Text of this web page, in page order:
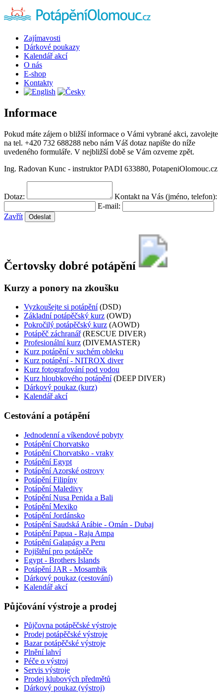
Zajímavosti
Dárkové poukazy
Kalendář akcí
O nás
E-shop
Kontakty
Informace
Pokud máte zájem o bližší informace o Vámi vybrané akci, zavolejte
na tel. +420 732 688288 nebo nám Váš dotaz napište do níže
uvedeného formuláře. V nejbližší době se Vám ozveme zpět.
Ing. Radovan Kunc - instruktor PADI 633880, PotapeniOlomouc.cz
Dotaz:
Kontakt na Vás (jméno, telefon):
E-mail:
Zavřít
Čertovsky dobré potápění
Kurzy a ponory na zkoušku
Vyzkoušejte si potápění(DSD)
Základní potápěčský kurz (OWD)
Pokročilý potápěčský kurz (AOWD)
Potápěč záchranář(RESCUE DIVER)
Profesionální kurz (DIVEMASTER)
Kurz potápění v suchém obleku
Kurz potápění - NITROX diver
Kurz fotografování pod vodou
Kurz hloubkového potápění(DEEP DIVER)
Dárkový poukaz (kurz)
Kalendář akcí
Cestování a potápění
Jednodenní a víkendové pobyty
Potápění Chorvatsko
Potápění Chorvatsko - vraky
Potápění Egypt
Potápění Azorské ostrovy
Potápění Filipíny
Potápění Maledivy
Potápění Nusa Penida a Bali
Potápění Mexiko
Potápění Jordánsko
Potápění Saudská Arábie - Omán - Dubaj
Potápění Papua - Raja Ampa
Potápění Galapágy a Peru
Pojištění pro potápěče
Egypt - Brothers Islands
Potápění JAR - Mosambik
Dárkový poukaz (cestování)
Kalendář akcí
Půjčování výstroje a prodej
Půjčovna potápěčské výstroje
Prodej potápěčské výstroje
Bazar potápěčské výstroje
Plnění lahví
Péče o výstroj
Servis výstroje
Prodej klubových předmětů
Dárkový poukaz (výstroj)